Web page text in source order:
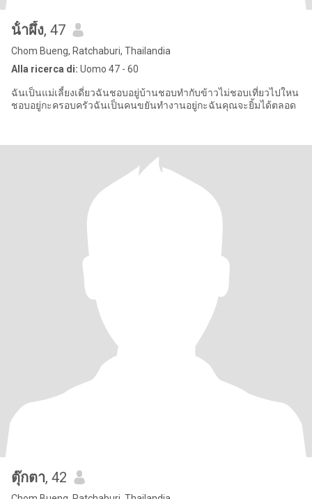
น้ําผึ้ง, 47
Chom Bueng, Ratchaburi, Thailandia
Alla ricerca di: Uomo 47 - 60
ฉันเป็นแม่เลี้ยงเดี่ยวฉันชอบอยู่บ้านชอบทำกับข้าวไม่ชอบเที่ยวไปใหน
ชอบอยู่กะครอบครัวฉันเป็นคนขยันทำงานอยู่กะฉันคุณจะยิ้มได้ตลอด
ตุ๊กตา, 42